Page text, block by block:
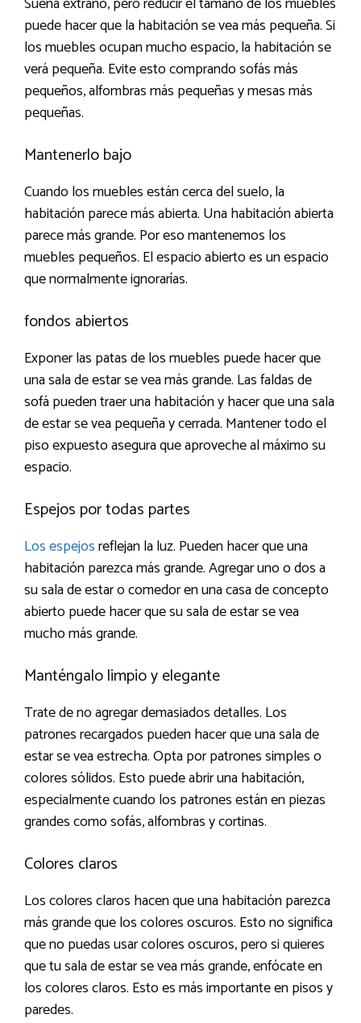
puede hacer que la habitación se vea más pequeña. Si
los muebles ocupan mucho espacio, la habitación se
verá pequeña. Evite esto comprando sofás más
pequeños, alfombras más pequeñas y mesas más
pequeñas.
Mantenerlo bajo
Cuando los muebles están cerca del suelo, la
habitación parece más abierta. Una habitación abierta
parece más grande. Por eso mantenemos los
muebles pequeños. El espacio abierto es un espacio
que normalmente ignorarías.
fondos abiertos
Exponer las patas de los muebles puede hacer que
una sala de estar se vea más grande. Las faldas de
sofá pueden traer una habitación y hacer que una sala
de estar se vea pequeña y cerrada. Mantener todo el
piso expuesto asegura que aproveche al máximo su
espacio.
Espejos por todas partes
Los espejosreflejan la luz. Pueden hacer que una
habitación parezca más grande. Agregar uno o dos a
su sala de estar o comedor en una casa de concepto
abierto puede hacer que su sala de estar se vea
mucho más grande.
Manténgalo limpio y elegante
Trate de no agregar demasiados detalles. Los
patrones recargados pueden hacer que una sala de
estar se vea estrecha. Opta por patrones simples o
colores sólidos. Esto puede abrir una habitación,
especialmente cuando los patrones están en piezas
grandes como sofás, alfombras y cortinas.
Colores claros
Los colores claros hacen que una habitación parezca
más grande que los colores oscuros. Esto no significa
que no puedas usar colores oscuros, pero si quieres
que tu sala de estar se vea más grande, enfócate en
los colores claros. Esto es más importante en pisos y
paredes.